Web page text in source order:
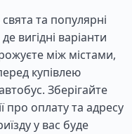
та популярні
вигідні варіанти
між містами,
купівлею
Зберігайте
про оплату та адресу
у вас буде